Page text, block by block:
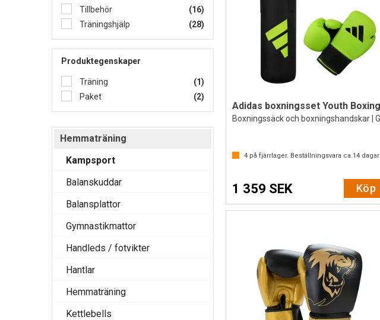
Tillbehör
(16)
Träningshjälp
(28)
Produktegenskaper
Träning
(1)
Paket
(2)
Hemmaträning
Kampsport
Balanskuddar
Balansplattor
Gymnastikmattor
Handleds / fotvikter
Hantlar
Hemmaträning
Kettlebells
4på fjärrlager. Beställningsvara ca.14dagar
1 359 SEK Köp